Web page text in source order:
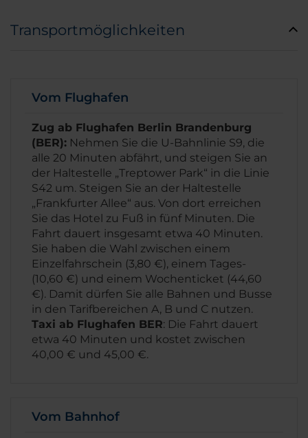
Transportmöglichkeiten
Vom Flughafen
Zug ab Flughafen Berlin Brandenburg
(BER): Nehmen Sie die U-Bahnlinie S9, die
alle 20 Minuten abfährt, und steigen Sie an
der Haltestelle „Treptower Park“ in die Linie
S42 um. Steigen Sie an der Haltestelle
„Frankfurter Allee“ aus. Von dort erreichen
Sie das Hotel zu Fuß in fünf Minuten. Die
Fahrt dauert insgesamt etwa 40 Minuten.
Sie haben die Wahl zwischen einem
Einzelfahrschein (3,80 €), einem Tages-
(10,60 €) und einem Wochenticket (44,60
€). Damit dürfen Sie alle Bahnen und Busse
in den Tarifbereichen A, B und C nutzen.
Taxi ab Flughafen BER: Die Fahrt dauert
etwa 40 Minuten und kostet zwischen
40,00 € und 45,00 €.
Vom Bahnhof